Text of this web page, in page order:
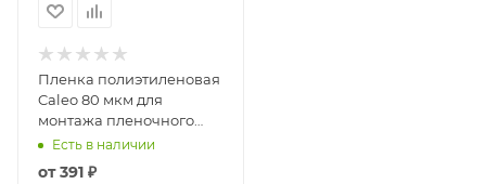
Пленка полиэтиленовая
Caleo 80 мкм для
монтажа пленочного
теплого пола
Есть в наличии
от391 ₽